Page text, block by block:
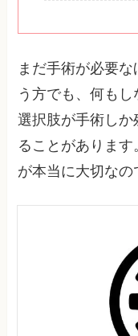
まだ手術が必要
う方でも、何も
選択肢が手術し
ることがありま
が本当に大切なの